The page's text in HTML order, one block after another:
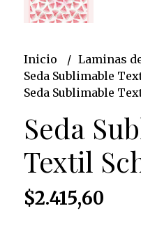
Inicio
Laminas
Seda Sublimable
Seda Sublimable
Seda
Textil
$2.415,60